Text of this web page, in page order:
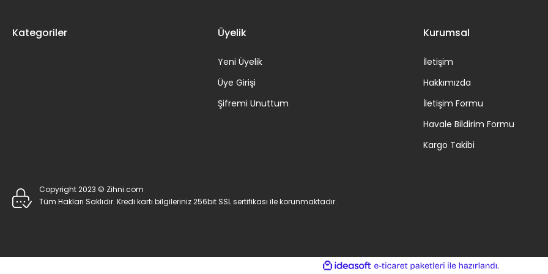
Kategoriler Üyelik
Yeni Üyelik
Üye Girişi
Şifremi Unuttum
Kurumsal
İletişim
Hakkımızda
İletişim Formu
Havale Bildirim Formu
Kargo Takibi
Copyright 2023 © Zihni.com
Tüm Hakları Saklıdır. Kredi kartı bilgileriniz 256bit SSL sertifikası ile korunmaktadır.
ideasoft
e-